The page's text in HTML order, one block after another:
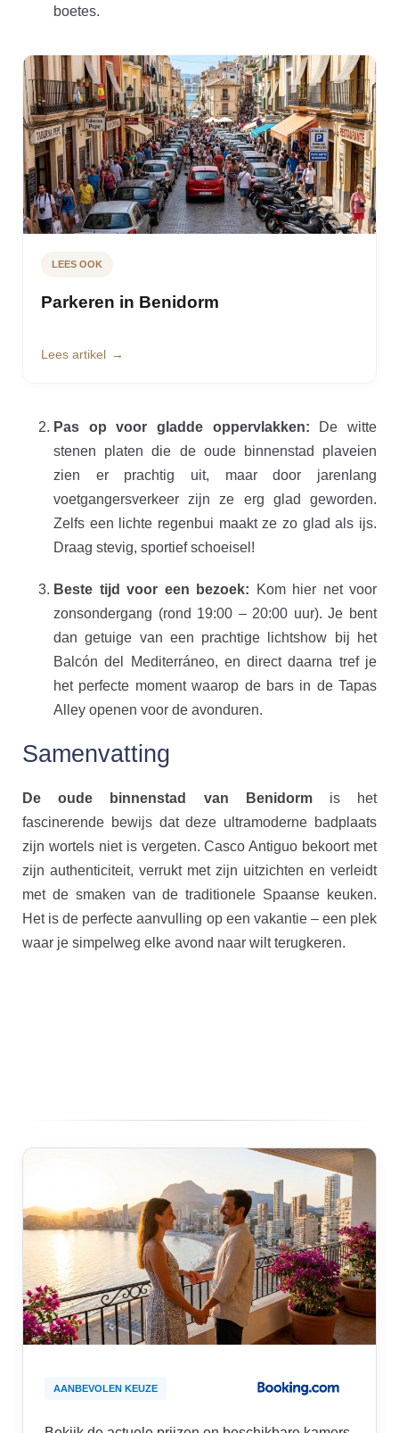
boetes.
LEES OOK
Parkeren in Benidorm
Lees artikel
Pas op voor gladde oppervlakken: De witte
stenen platen die de oude binnenstad plaveien
zien er prachtig uit, maar door jarenlang
voetgangersverkeer zijn ze erg glad geworden.
Zelfs een lichte regenbui maakt ze zo glad als ijs.
Draag stevig, sportief schoeisel!
Beste tijd voor een bezoek: Kom hier net voor
zonsondergang (rond 19:00 – 20:00 uur). Je bent
dan getuige van een prachtige lichtshow bij het
Balcón del Mediterráneo, en direct daarna tref je
het perfecte moment waarop de bars in de Tapas
Alley openen voor de avonduren.
Samenvatting
De oude binnenstad van Benidormis het
fascinerende bewijs dat deze ultramoderne badplaats
zijn wortels niet is vergeten. Casco Antiguo bekoort met
zijn authenticiteit, verrukt met zijn uitzichten en verleidt
met de smaken van de traditionele Spaanse keuken.
Het is de perfecte aanvulling op een vakantie – een plek
waar je simpelweg elke avond naar wilt terugkeren.
AANBEVOLEN KEUZE